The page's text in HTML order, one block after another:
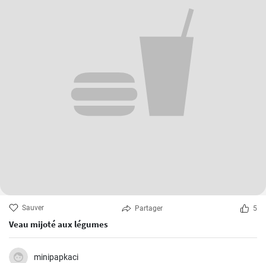
Sauver Partager 5
Veau mijoté aux légumes
minipapkaci